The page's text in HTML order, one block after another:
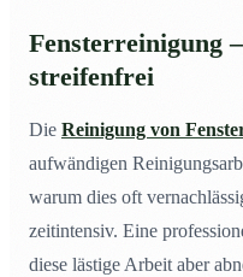
Fensterreinigung
streifenfrei
Die Reinigung von
aufwändigen
warum dies oft
zeitintensiv. Eine
diese lästige Arbeit aber